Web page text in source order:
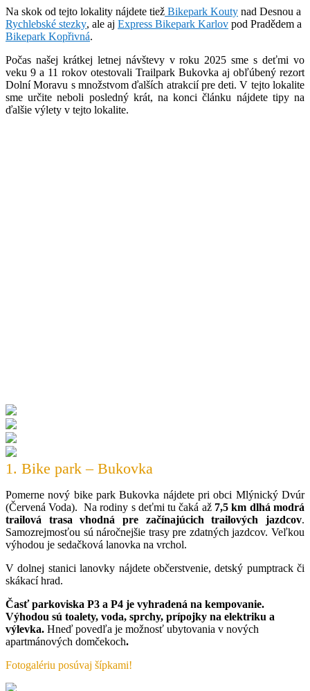
Na skok od tejto lokality nájdete tiež Bikepark Kouty nad Desnou a
Rychlebské stezky, ale aj Express Bikepark Karlov pod Pradědem a
Bikepark Kopřivná.
Počas našej krátkej letnej návštevy v roku 2025 sme s deťmi vo
veku 9 a 11 rokov otestovali Trailpark Bukovka aj obľúbený rezort
Dolní Moravu s množstvom ďalších atrakcií pre deti. V tejto lokalite
sme určite neboli posledný krát, na konci článku nájdete tipy na
ďalšie výlety v tejto lokalite.
1. Bike park – Bukovka
Pomerne nový bike park Bukovka nájdete pri obci Mlýnický Dvúr
(Červená Voda). Na rodiny s deťmi tu čaká až 7,5 km dlhá modrá
trailová trasa vhodná pre začínajúcich trailových jazdcov.
Samozrejmosťou sú náročnejšie trasy pre zdatných jazdcov. Veľkou
výhodou je sedačková lanovka na vrchol.
V dolnej stanici lanovky nájdete občerstvenie, detský pumptrack či
skákací hrad.
Časť parkoviska P3 a P4 je vyhradená na kempovanie.
Výhodou sú toalety, voda, sprchy, prípojky na elektriku a
výlevka. Hneď povedľa je možnosť ubytovania v nových
apartmánových domčekoch.
Fotogalériu posúvaj šípkami!